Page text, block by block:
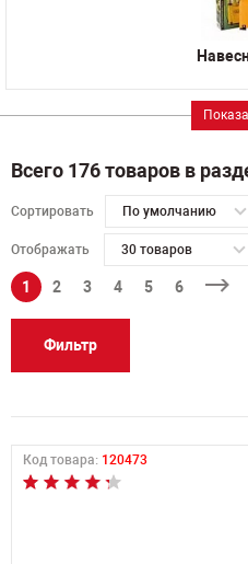
Всего 176 товаров в
Сортировать По умолчанию
Отображать 30 товаров
1 2 3 4 5 6
Фильтр
Код товара: 120473